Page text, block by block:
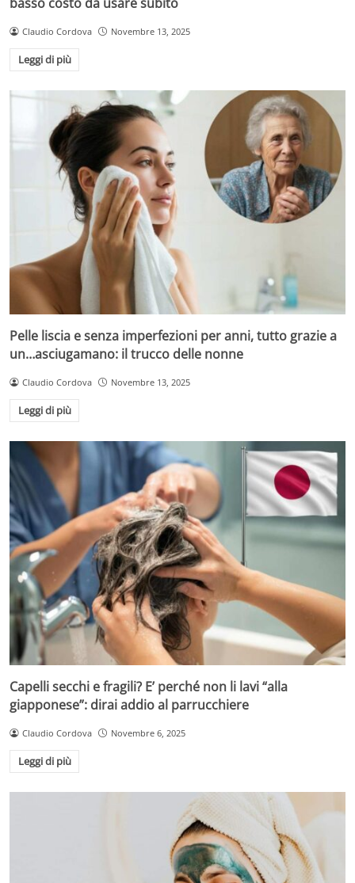
Claudio Cordova Novembre 13, 2025
Leggi di più
Pelle liscia e senza imperfezioni per anni, tutto grazie a
un…asciugamano: il trucco delle nonne
Claudio Cordova Novembre 13, 2025
Leggi di più
Capelli secchi e fragili? E’ perché non li lavi “alla
giapponese”: dirai addio al parrucchiere
Claudio Cordova Novembre 6, 2025
Leggi di più